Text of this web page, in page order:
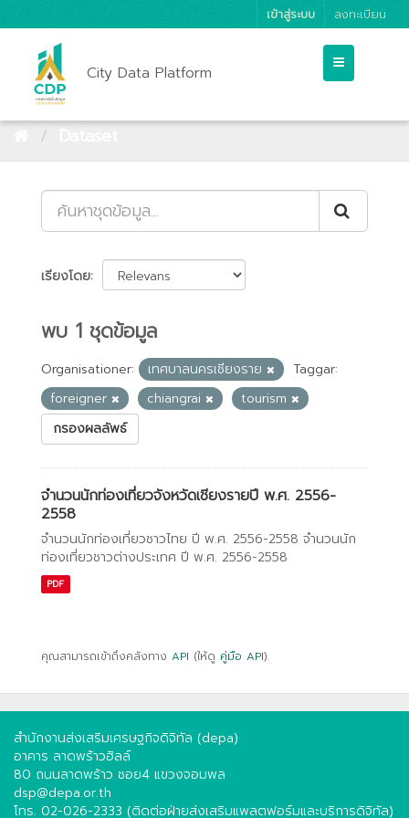
เข้าสู่ระบบ ลงทะเบียน
City Data Platform
เรียงโดย
พบ 1 ชุดข้อมูล
Organisationer: เทศบาลนครเชียงราย
Taggar:
foreigner
chiangrai
tourism
กรองผลลัพธ์
จำนวนนักท่องเที่ยวจังหวัดเชียงรายปี พ.ศ. 2556-
2558
จำนวนนักท่องเที่ยวชาวไทย ปี พ.ศ. 2556-2558 จำนวนนัก
ท่องเที่ยวชาวต่างประเทศ ปี พ.ศ. 2556-2558
PDF
คุณสามารถเข้าถึงคลังทาง API (ให้ดู คู่มือ API).
สำนักงานส่งเสริมเศรษฐกิจดิจิทัล (depa)
อาคาร ลาดพร้าวฮิลล์
80 ถนนลาดพร้าว ซอย4 แขวงจอมพล
dsp@depa.or.th
โทร. 02-026-2333 (ติดต่อฝ่ายส่งเสริมแพลตฟอร์มและบริการดิจิทัล)